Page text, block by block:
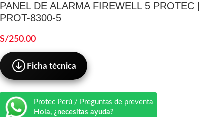
PANEL DE ALARMA FIREWELL 5 PROTEC |
PROT-8300-5
S/250.00
Ficha técnica
Protec Perú / Preguntas de preventa
Hola, ¿necesitas ayuda?